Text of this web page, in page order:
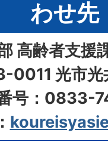
わせ先
高齢者支援
0011 光市光
号：0833-